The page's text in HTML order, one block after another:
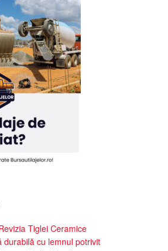
Tiglei Ceramice
cu lemnul potrivit